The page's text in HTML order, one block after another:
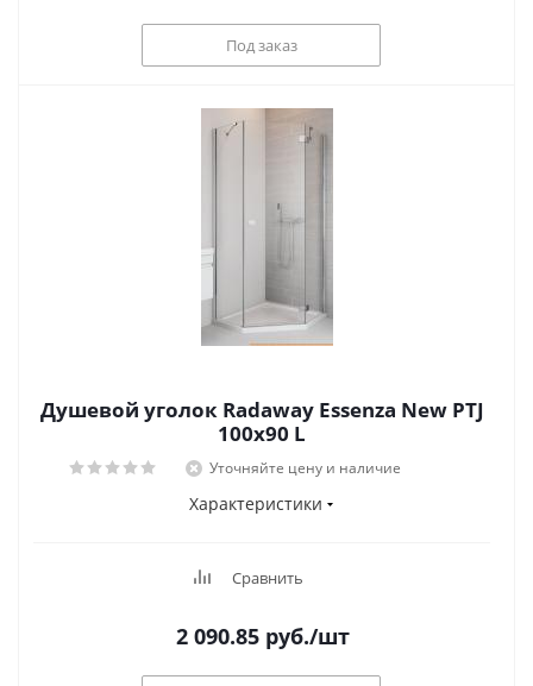
Под заказ
Душевой уголок Radaway Essenza New PTJ
100x90 L
Уточняйте цену и наличие
Характеристики
Сравнить
2 090.85руб./шт